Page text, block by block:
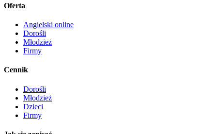
Oferta
Angielski online
Dorośli
Młodzież
Firmy
Cennik
Dorośli
Młodzież
Dzieci
Firmy